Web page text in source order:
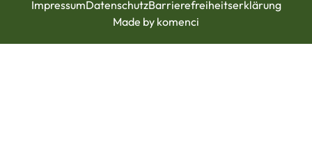
ImpressumDatenschutzBarrierefreiheitserklärung
Made by komenci